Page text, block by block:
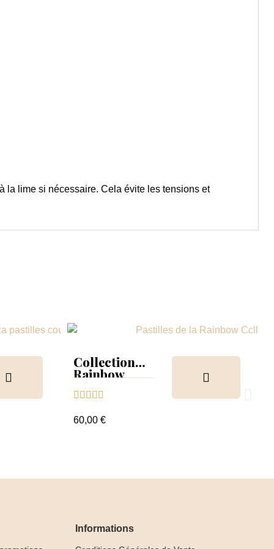
la lime si nécessaire. Cela évite les tensions et
Collection
Rainbow
nuancier
    
60,00 €
Informations